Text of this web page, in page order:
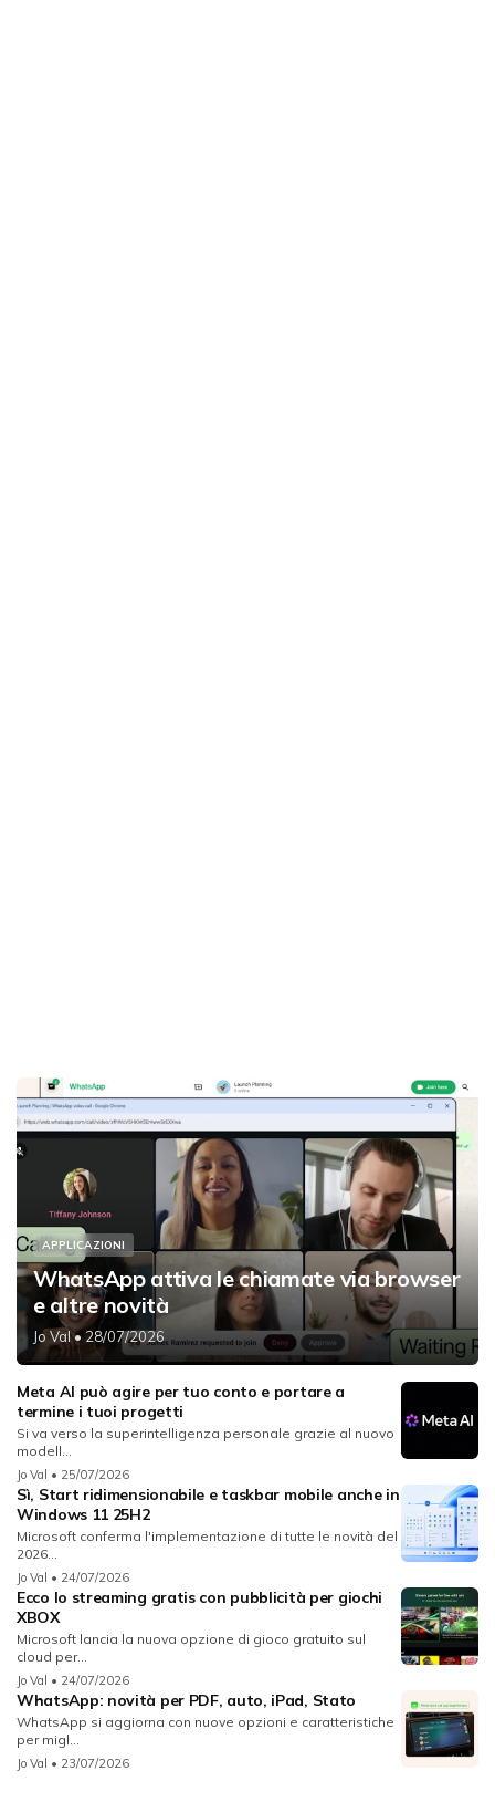
APPLICAZIONI
WhatsApp attiva le chiamate via browser
e altre novità
Jo Val• 28/07/2026
Meta AI può agire per tuo conto e portare a
termine i tuoi progetti
Si va verso la superintelligenza personale grazie al nuovo
modell...
Jo Val • 25/07/2026
Sì, Start ridimensionabile e taskbar mobile anche in
Windows 11 25H2
Microsoft conferma l'implementazione di tutte le novità del
2026...
Jo Val • 24/07/2026
Ecco lo streaming gratis con pubblicità per giochi
XBOX
Microsoft lancia la nuova opzione di gioco gratuito sul
cloud per...
Jo Val • 24/07/2026
WhatsApp: novità per PDF, auto, iPad, Stato
WhatsApp si aggiorna con nuove opzioni e caratteristiche
per migl...
Jo Val • 23/07/2026